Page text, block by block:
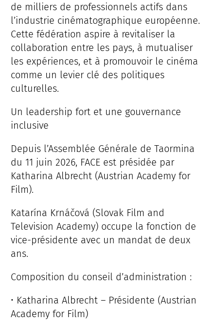
de milliers de professionnels actifs dans
l’industrie cinématographique européenne.
Cette fédération aspire à revitaliser la
collaboration entre les pays, à mutualiser
les expériences, et à promouvoir le cinéma
comme un levier clé des politiques
culturelles.
Un leadership fort et une gouvernance
inclusive
Depuis l’Assemblée Générale de Taormina
du 11 juin 2026, FACE est présidée par
Katharina Albrecht (Austrian Academy for
Film).
Katarína Krnáčová (Slovak Film and
Television Academy) occupe la fonction de
vice-présidente avec un mandat de deux
ans.
Composition du conseil d’administration :
• Katharina Albrecht – Présidente (Austrian
Academy for Film)